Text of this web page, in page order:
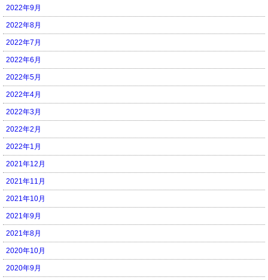
2022年9月
2022年8月
2022年7月
2022年6月
2022年5月
2022年4月
2022年3月
2022年2月
2022年1月
2021年12月
2021年11月
2021年10月
2021年9月
2021年8月
2020年10月
2020年9月